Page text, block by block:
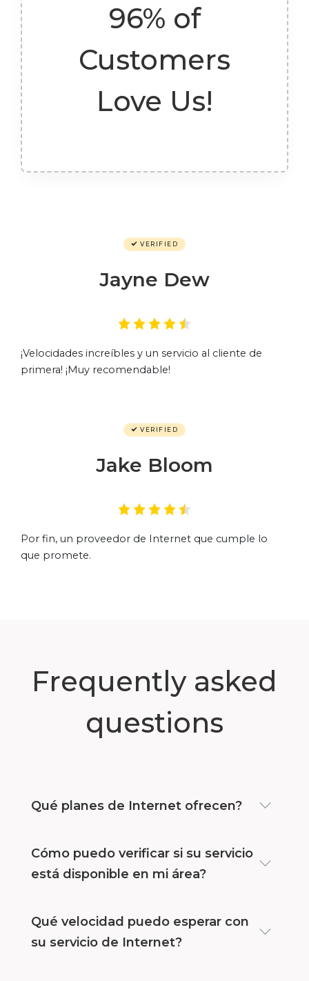
96% of
Customers
Love Us!
VERIFIED
Jayne Dew
¡Velocidades increíbles y un servicio al cliente de
primera! ¡Muy recomendable!
VERIFIED
Jake Bloom
Por fin, un proveedor de Internet que cumple lo
que promete.
Frequently asked
questions
Qué planes de Internet ofrecen?
Cómo puedo verificar si su servicio
está disponible en mi área?
Qué velocidad puedo esperar con
su servicio de Internet?